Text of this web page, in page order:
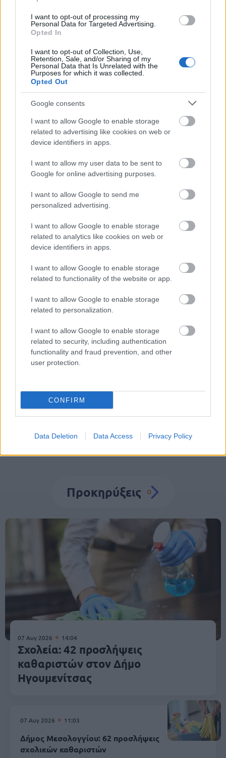
I want to opt-out of processing my
Personal Data for Targeted Advertising.
Opted In
I want to opt-out of Collection, Use,
Retention, Sale, and/or Sharing of my
Personal Data that Is Unrelated with the
Purposes for which it was collected.
Opted Out
Google consents
I want to allow Google to enable storage
related to advertising like cookies on web or
device identifiers in apps.
I want to allow my user data to be sent to
Google for online advertising purposes.
I want to allow Google to send me
personalized advertising.
I want to allow Google to enable storage
related to analytics like cookies on web or
device identifiers in apps.
I want to allow Google to enable storage
related to functionality of the website or app.
I want to allow Google to enable storage
related to personalization.
I want to allow Google to enable storage
related to security, including authentication
functionality and fraud prevention, and other
user protection.
CONFIRM
Data Deletion Data Access Privacy Policy
Δημοφιλείς Ειδήσεις
Αυτό το επίδομα δίνει 300 ευρώ - Δεν
χρειάζεται αίτηση
Τουρισμός για Όλους 2026: Voucher
έως 600 ευρώ - Ποια ΑΦΜ παίρνουν
σειρά σήμερα
Σχολεία: 42 προσλήψεις καθαριστών
ΔΥΠΑ: Ειδικό βοήθημα ανεργίας 565
ευρώ – Ποια δικαιολογητικά
Προσλήψεις Προσλήψεις σε Δήμους
Θέσεις εργασίας ΟΤΑ Αυτοδιοίκηση
Προκηρύξεις
07 Αυγ 2026 14:04
Σχολεία: 42 προσλήψεις
καθαριστών στον Δήμο
Ηγουμενίτσας
07 Αυγ 2026 11:03
Δήμος Μεσολογγίου: 62 προσλήψεις
σχολικών καθαριστών